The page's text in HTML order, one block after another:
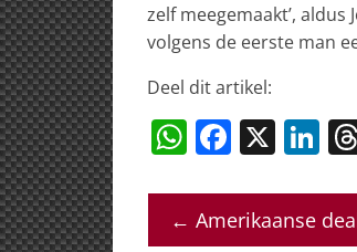
zelf meegemaakt’, aldus
volgens de eerste man
Deel dit artikel:
W
at
s
F
c
e
X Li
k
e
← Amerikaanse